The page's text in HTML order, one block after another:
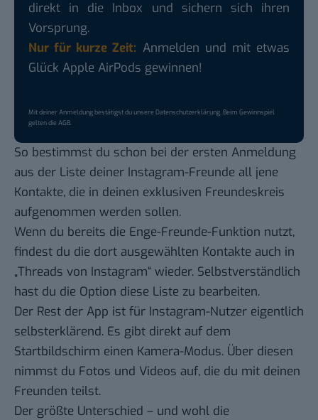
direkt in die Inbox und sichern sich ihren
Vorsprung.
Nur für kurze Zeit: Anmelden und mit etwas
Glück Apple AirPods gewinnen!
Mit deiner Anmeldung bestätigst du unsereDatenschutzerklärung. Beim Gewinnspiel
gelten dieAGB.
So bestimmst du schon bei der ersten Anmeldung
aus der Liste deiner Instagram-Freunde all jene
Kontakte, die in deinen exklusiven Freundeskreis
aufgenommen werden sollen.
Wenn du bereits die Enge-Freunde-Funktion nutzt,
findest du die dort ausgewählten Kontakte auch in
„Threads von Instagram“ wieder. Selbstverständlich
hast du die Option diese Liste zu bearbeiten.
Der Rest der App ist für Instagram-Nutzer eigentlich
selbsterklärend. Es gibt direkt auf dem
Startbildschirm einen Kamera-Modus. Über diesen
nimmst du Fotos und Videos auf, die du mit deinen
Freunden teilst.
Der größte Unterschied – und wohl die